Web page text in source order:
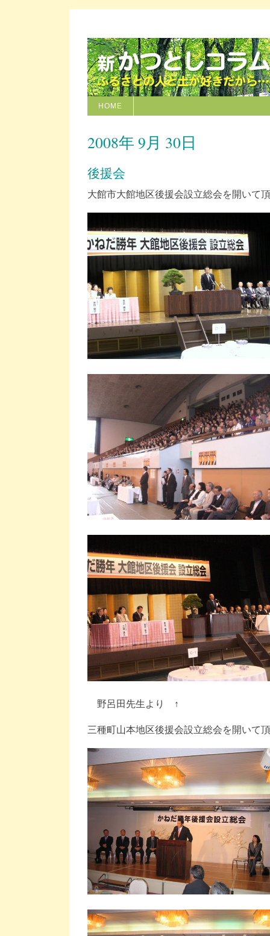
HOME
2008年 9月 30日
後援会
大館市大館地区後援会設立総会を開いて
野呂田先生より ↑
三種町山本地区後援会設立総会を開いて